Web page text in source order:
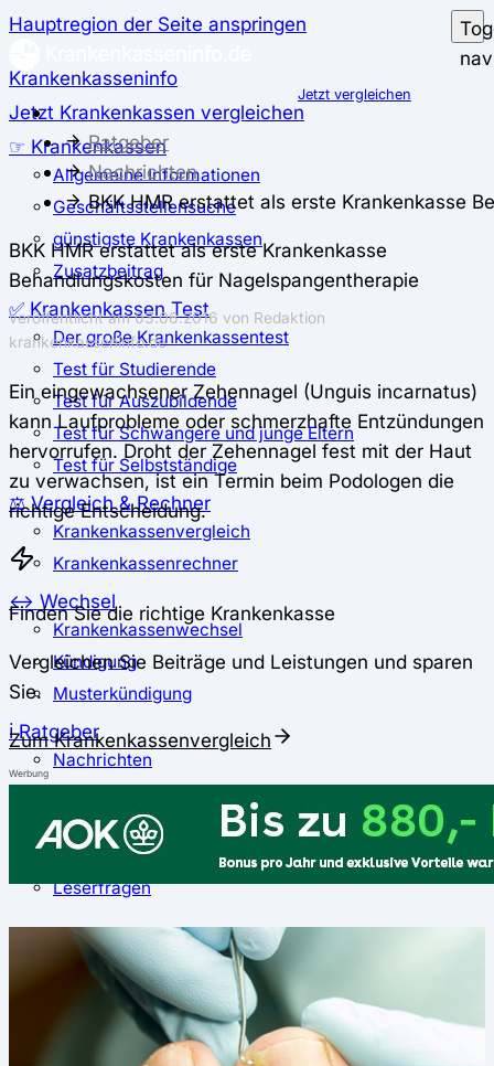
Hauptregion der Seite anspringen
Krankenkasseninfo
Jetzt Krankenkassen vergleichen
☞ Krankenkassen
Allgemeine Informationen
Geschäftsstellensuche
günstigste Krankenkassen
Zusatzbeitrag
✅ Krankenkassen Test
Der große Krankenkassentest
Test für Studierende
Test für Auszubildende
Test für Schwangere und junge Eltern
Test für Selbstständige
⚖️ Vergleich & Rechner
Krankenkassenvergleich
Krankenkassenrechner
↔ Wechsel
Krankenkassenwechsel
Kündigung
Musterkündigung
ℹ Ratgeber
Nachrichten
Pressemitteilungen
Interviews
Leserfragen
Jetzt vergleichen
Ratgeber
Nachrichten
BKK HMR erstattet als erste Krankenkasse
BKK HMR erstattet als erste Krankenkasse
Behandlungskosten für Nagelspangentherapie
veröffentlicht am03.06.2016 von Redaktion
krankenkasseninfo.de
Ein eingewachsener Zehennagel (Unguis incarnatus)
kann Laufprobleme oder schmerzhafte Entzündungen
hervorrufen. Droht der Zehennagel fest mit der Haut
zu verwachsen, ist ein Termin beim Podologen die
richtige Entscheidung.
Finden Sie die richtige Krankenkasse
Vergleichen Sie Beiträge und Leistungen und sparen
Sie.
Zum Krankenkassenvergleich
Werbung